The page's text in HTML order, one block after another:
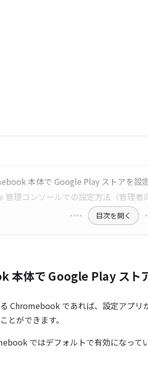
本体で Google Play ストアを設
管理コンソールでの設定方法（管理者
目次を開く
本体で Google Play スト
Chromebook であれば、設定アプリ
とができます。
ではデフォルトで有効になって